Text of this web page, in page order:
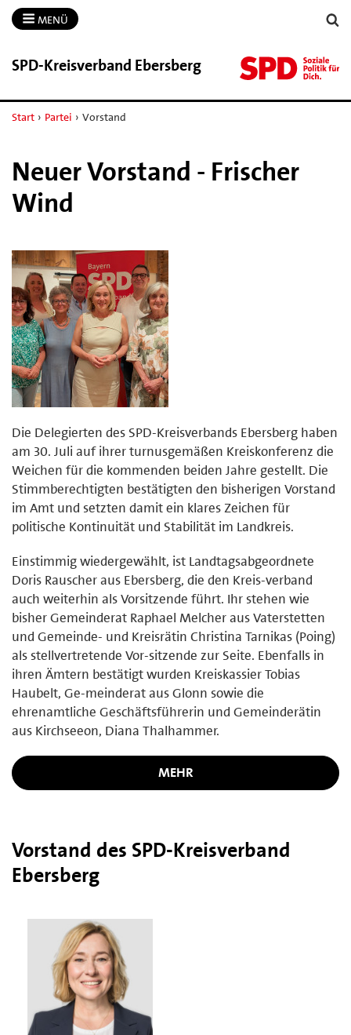
MENÜ
SPD-​Kreisverband Ebersberg
Start › Partei › Vorstand
Neuer Vorstand - Frischer
Wind
Die Delegierten des SPD-Kreisverbands Ebersberg haben
am 30. Juli auf ihrer turnusgemäßen Kreiskonferenz die
Weichen für die kommenden beiden Jahre gestellt. Die
Stimmberechtigten bestätigten den bisherigen Vorstand
im Amt und setzten damit ein klares Zeichen für
politische Kontinuität und Stabilität im Landkreis.
Einstimmig wiedergewählt, ist Landtagsabgeordnete
Doris Rauscher aus Ebersberg, die den Kreis-verband
auch weiterhin als Vorsitzende führt. Ihr stehen wie
bisher Gemeinderat Raphael Melcher aus Vaterstetten
und Gemeinde- und Kreisrätin Christina Tarnikas (Poing)
als stellvertretende Vor-sitzende zur Seite. Ebenfalls in
ihren Ämtern bestätigt wurden Kreiskassier Tobias
Haubelt, Ge-meinderat aus Glonn sowie die
ehrenamtliche Geschäftsführerin und Gemeinderätin
aus Kirchseeon, Diana Thalhammer.
MEHR
Vorstand des SPD-Kreisverband
Ebersberg